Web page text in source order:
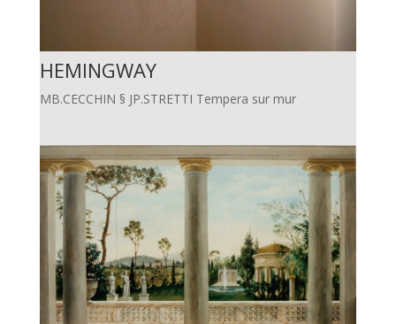
HEMINGWAY
MB.CECCHIN § JP.STRETTI Tempera sur mur